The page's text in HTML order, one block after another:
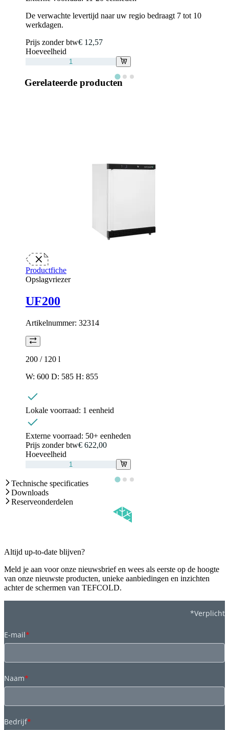
De verwachte levertijd naar uw regio bedraagt 7 tot 10
werkdagen.
Prijs zonder btw€ 12,57
Hoeveelheid
Gerelateerde producten
Productfiche
Opslagvriezer
UF200
Artikelnummer: 32314
200 / 120 l
W: 600 D: 585 H: 855
Lokale voorraad: 1 eenheid
Externe voorraad: 50+ eenheden
Prijs zonder btw€ 622,00
Hoeveelheid
Technische specificaties
Downloads
Reserveonderdelen
Altijd up-to-date blijven?
Meld je aan voor onze nieuwsbrief en wees als eerste op de hoogte
van onze nieuwste producten, unieke aanbiedingen en inzichten
achter de schermen van TEFCOLD.
*Verplicht
E-mail*
Naam*
Bedrijf*